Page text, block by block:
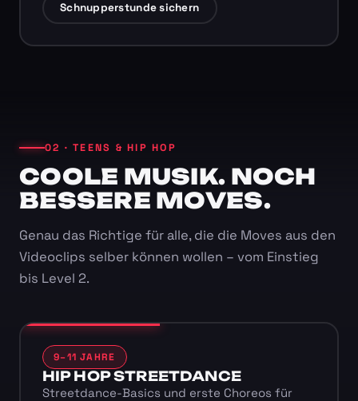
Schnupperstunde sichern
02 · TEENS & HIP HOP
COOLE MUSIK. NOCH
BESSERE MOVES.
Genau das Richtige für alle, die die Moves aus den
Videoclips selber können wollen – vom Einstieg
bis Level 2.
9–11 JAHRE
HIP HOP STREETDANCE
Streetdance-Basics und erste Choreos für